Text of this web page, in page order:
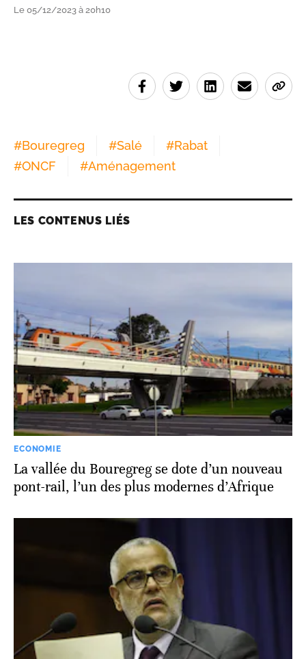
Le 05/12/2023 à 20h10
#Bouregreg #Salé #Rabat
#ONCF #Aménagement
LES CONTENUS LIÉS
ECONOMIE
La vallée du Bouregreg se dote d’un nouveau
pont-rail, l’un des plus modernes d’Afrique